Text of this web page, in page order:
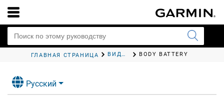
ГЛАВНАЯ СТРАНИЦА ВИДЖЕТЫ BODY BATTERY
Русский